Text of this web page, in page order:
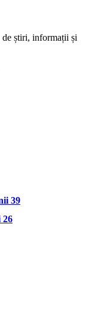
de știri, informații și
39
26